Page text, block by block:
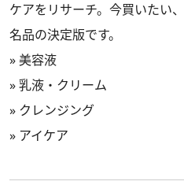
ケアをリサーチ。今買いたい
名品の決定版です。
»美容液
»乳液・クリーム
» クレンジング
» アイケア